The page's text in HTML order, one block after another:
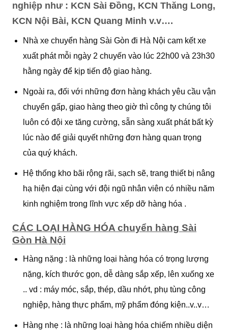
nghiệp như : KCN Sài Đồng, KCN Thăng Long,
KCN Nội Bài, KCN Quang Minh v.v….
Nhà xe chuyển hàng Sài Gòn đi Hà Nội cam kết xe
xuất phát mỗi ngày 2 chuyến vào lúc 22h00 và 23h30
hằng ngày để kịp tiến độ giao hàng.
Ngoài ra, đối với những đơn hàng khách yêu cầu vận
chuyển gấp, giao hàng theo giờ thì công ty chúng tôi
luôn có đội xe tăng cường, sẵn sàng xuất phát bất kỳ
lúc nào để giải quyết những đơn hàng quan trọng
của quý khách.
Hệ thống kho bãi rộng rãi, sạch sẽ, trang thiết bị nâng
hạ hiện đại cùng với đội ngũ nhân viên có nhiều năm
kinh nghiệm trong lĩnh vực xếp dỡ hàng hóa .
CÁC LOẠI HÀNG HÓA chuyển hàng Sài
Gòn Hà Nội
Hàng nặng : là những loại hàng hóa có trọng lượng
nặng, kích thước gọn, dễ dàng sắp xếp, lên xuống xe
.. vd : máy móc, sắp, thép, dầu nhớt, phụ tùng công
nghiệp, hàng thực phẩm, mỹ phẩm đóng kiện..v..v…
Hàng nhẹ : là những loại hàng hóa chiếm nhiều diện